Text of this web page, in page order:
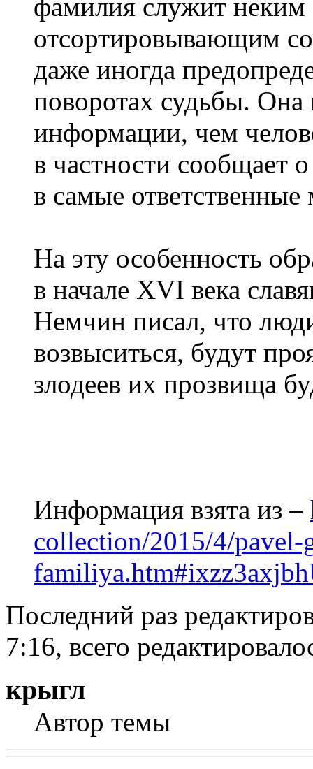
фамилия служит
отсортировывающим
даже иногда
поворотах судьбы. Она
информации, чем
в частности сообщает
в самые
На эту особенность
в начале XVI века
Немчин писал, что
возвыситься, будут
злодеев их прозвища
Информация взята из –
collection/2015/4/pavel-
Последний раз
7:16, всего
крыгл
Автор темы